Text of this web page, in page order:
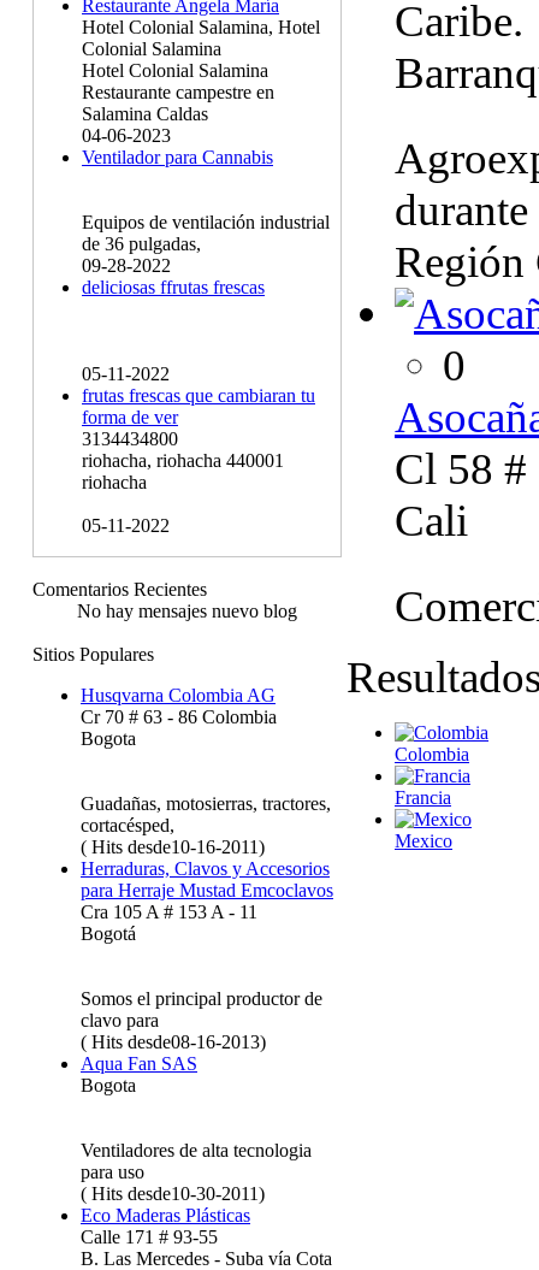
Restaurante Angela María
Hotel Colonial Salamina, Hotel
Colonial Salamina
Hotel Colonial Salamina
Restaurante campestre en
Salamina Caldas
04-06-2023
Ventilador para Cannabis
Equipos de ventilación industrial
de 36 pulgadas,
09-28-2022
deliciosas ffrutas frescas
05-11-2022
frutas frescas que cambiaran tu
forma de ver
3134434800
riohacha, riohacha 440001
riohacha
05-11-2022
Comentarios Recientes
No hay mensajes nuevo blog
Sitios Populares
Husqvarna Colombia AG
Cr 70 # 63 - 86 Colombia
Bogota
Guadañas, motosierras, tractores,
cortacésped,
( Hits desde10-16-2011)
Herraduras, Clavos y Accesorios
para Herraje Mustad Emcoclavos
Cra 105 A # 153 A - 11
Bogotá
Somos el principal productor de
clavo para
( Hits desde08-16-2013)
Aqua Fan SAS
Bogota
Ventiladores de alta tecnologia
para uso
( Hits desde10-30-2011)
Eco Maderas Plásticas
Calle 171 # 93-55
B. Las Mercedes - Suba vía Cota
Caribe.
Región
0
Cl 58
Cali
Colombia
Francia
Mexico